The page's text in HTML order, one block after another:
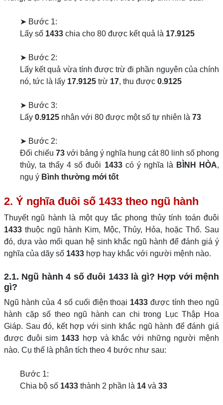
➤ Bước 1:
Lấy số 1433 chia cho 80 được kết quả là 17.9125
➤ Bước 2:
Lấy kết quả vừa tính được trừ đi phần nguyên của chính
nó, tức là lấy 17.9125 trừ 17, thu được 0.9125
➤ Bước 3:
Lấy 0.9125 nhân với 80 được một số tự nhiên là 73
➤ Bước 2:
Đối chiếu 73 với bảng ý nghĩa hung cát 80 linh số phong
thủy, ta thấy 4 số đuôi 1433có ý nghĩa là BÌNH HÒA,
ngụ ý Bình thường mới tốt
2. Ý nghĩa đuôi số 1433 theo ngũ hành
Thuyết ngũ hành là một quy tắc phong thủy tính toán đuôi
1433 thuộc ngũ hành Kim, Mộc, Thủy, Hỏa, hoặc Thổ. Sau
đó, dựa vào mối quan hệ sinh khắc ngũ hành để đánh giá ý
nghĩa của dãy số 1433 hợp hay khắc với người mệnh nào.
2.1. Ngũ hành 4 số đuôi 1433 là gì? Hợp với mệnh
gì?
Ngũ hành của 4 số cuối điện thoại 1433 được tính theo ngũ
hành cặp số theo ngũ hành can chi trong Lục Thập Hoa
Giáp. Sau đó, kết hợp với sinh khắc ngũ hành để đánh giá
được đuôi sim 1433 hợp và khắc với những người mệnh
nào. Cụ thể là phân tích theo 4 bước như sau:
Bước 1:
Chia bộ số 1433 thành 2 phần là 14 và 33